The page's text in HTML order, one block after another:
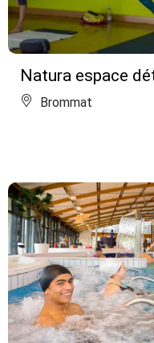
Natura espace
Brommat